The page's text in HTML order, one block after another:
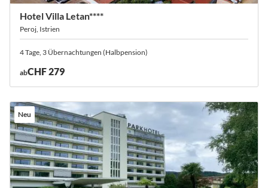
Hotel Villa Letan****
Peroj, Istrien
4 Tage, 3 Übernachtungen (Halbpension)
abCHF 279
Neu